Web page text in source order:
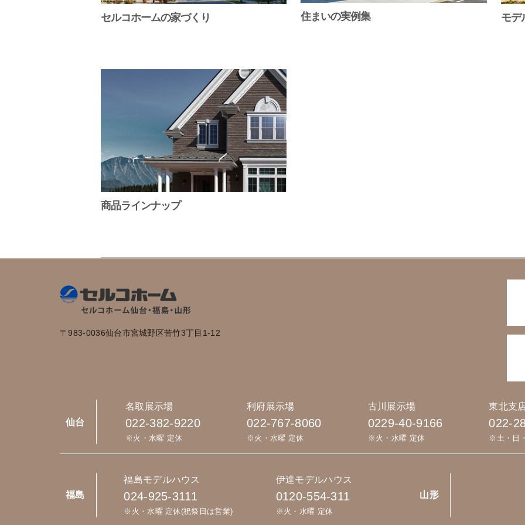
セルコホームの家づくり 住まいの実例集 モデ
商品ラインナップ
〒983-0036仙台市宮城野区苦竹3丁目1-12
仙台
名取展示場
022-382-9220
※火・水曜 定休
利府展示場
022-767-8060
※火・水曜 定休
古川展示場
0229-40-9166
※火・水曜 定休
東北支
022-
※土・日
福島
福島モデルハウス
024-925-3111
※火・水曜 定休(祝祭日は営業)
伊達モデルハウス
0120-554-311
※火・水曜 定休
山形